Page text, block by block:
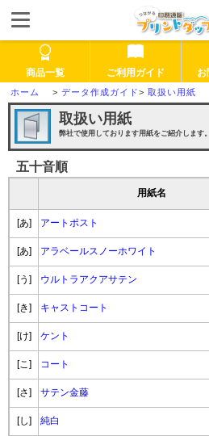
商品一覧 ご利用ガイド お
> データ作成ガイド> 取扱い用紙
取扱い用紙
弊社で使用しております用紙をご紹介します。
五十音順
用紙名
[あ]
アートポスト
[あ] アラベールスノーホワイト
[う] ウルトラアクアサテン
[き] キャストコート
[け] ケント
[こ] コート
[さ] サテン金藤
[し] 純白